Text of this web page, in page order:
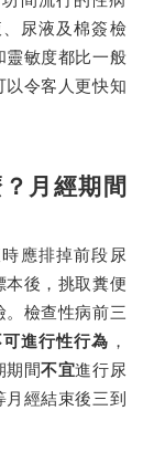
尿液及棉簽檢
靈敏度都比一般
令客人更快知
月經期間
時應排掉前段尿
後，挑取糞便
檢查性病前三
進行性行為 ，
期間不宜進行尿
經結束後三到